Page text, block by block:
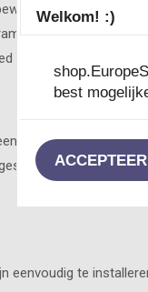
Als je wilt
in de
worden ingesteld.
microfoon en een
voert met
eenvoudig te
Welkom! :)
best